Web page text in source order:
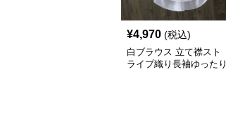
¥4,970 (税込)
白ブラウス 立て襟スト
ライプ織り長袖ゆったり